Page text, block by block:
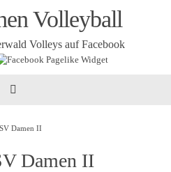
Volleyball
Volleys auf Facebook
Damen II
Damen II